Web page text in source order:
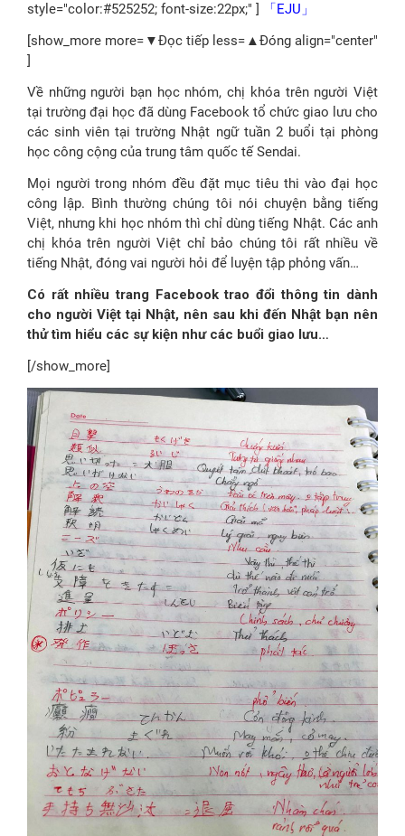
style="color:#525252; font-size:22px;" ]
「EJU」
[show_more more=▼Đọc tiếp less=▲Đóng align="center"
Về những người bạn học nhóm, chị khóa trên người Việt
tại trường đại học đã dùng Facebook tổ chức giao lưu cho
các sinh viên tại trường Nhật ngữ tuần 2 buổi tại phòng
học công cộng của trung tâm quốc tế Sendai.
Mọi người trong nhóm đều đặt mục tiêu thi vào đại học
công lập. Bình thường chúng tôi nói chuyện bằng tiếng
Việt, nhưng khi học nhóm thì chỉ dùng tiếng Nhật. Các anh
chị khóa trên người Việt chỉ bảo chúng tôi rất nhiều về
tiếng Nhật, đóng vai người hỏi để luyện tập phỏng vấn…
Có rất nhiều trang Facebook trao đổi thông tin dành
cho người Việt tại Nhật, nên sau khi đến Nhật bạn nên
thử tìm hiểu các sự kiện như các buổi giao lưu…
[/show_more]